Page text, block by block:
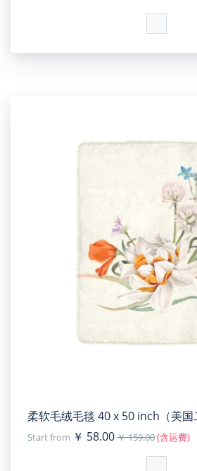
柔软毛绒毛毯 40 x 50 inch（美国
Start from ￥ 58.00￥ 159.00(含运费)